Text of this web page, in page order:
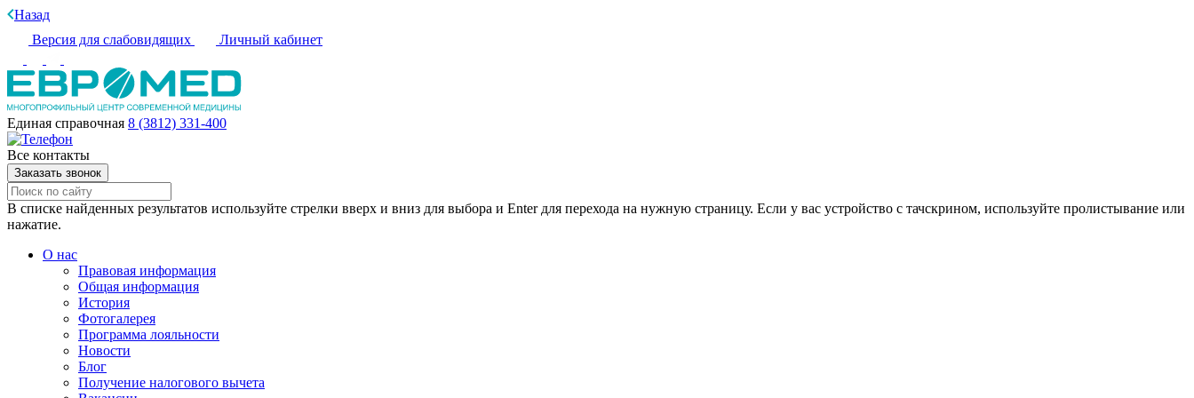
Назад
Версия для слабовидящих
Личный кабинет
Единая справочная 8 (3812) 331-400
Все контакты
Заказать звонок
В списке найденных результатов используйте стрелки вверх и вниз для выбора и Enter для перехода на нужную страницу. Если у вас устройство с тачскрином, используйте пролистывание или
нажатие.
О нас
Правовая информация
Общая информация
История
Фотогалерея
Программа лояльности
Новости
Блог
Получение налогового вычета